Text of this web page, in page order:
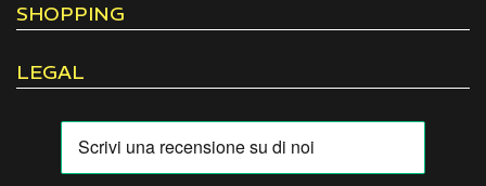
SHOPPING
LEGAL